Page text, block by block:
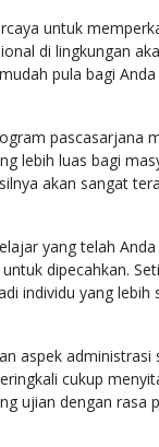
untuk
di lingkungan
pula bagi
pascasarjana
lebih luas bagi
akan sangat
yang telah
dipecahkan.
individu yang
aspek
cukup
ujian dengan